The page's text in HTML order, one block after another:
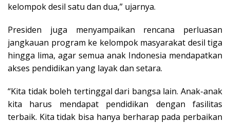
kelompok desil satu dan dua,” ujarnya.
Presiden juga menyampaikan rencana perluasan
jangkauan program ke kelompok masyarakat desil tiga
hingga lima, agar semua anak Indonesia mendapatkan
akses pendidikan yang layak dan setara.
“Kita tidak boleh tertinggal dari bangsa lain. Anak-anak
kita harus mendapat pendidikan dengan fasilitas
terbaik. Kita tidak bisa hanya berharap pada perbaikan